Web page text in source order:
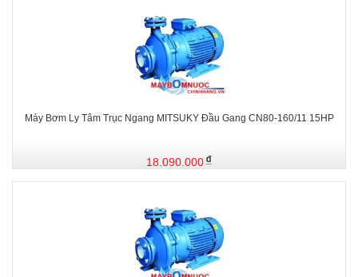
Máy Bơm Ly Tâm Trục Ngang MITSUKY Đầu Gang CN80-160/11 15HP
18.090.000